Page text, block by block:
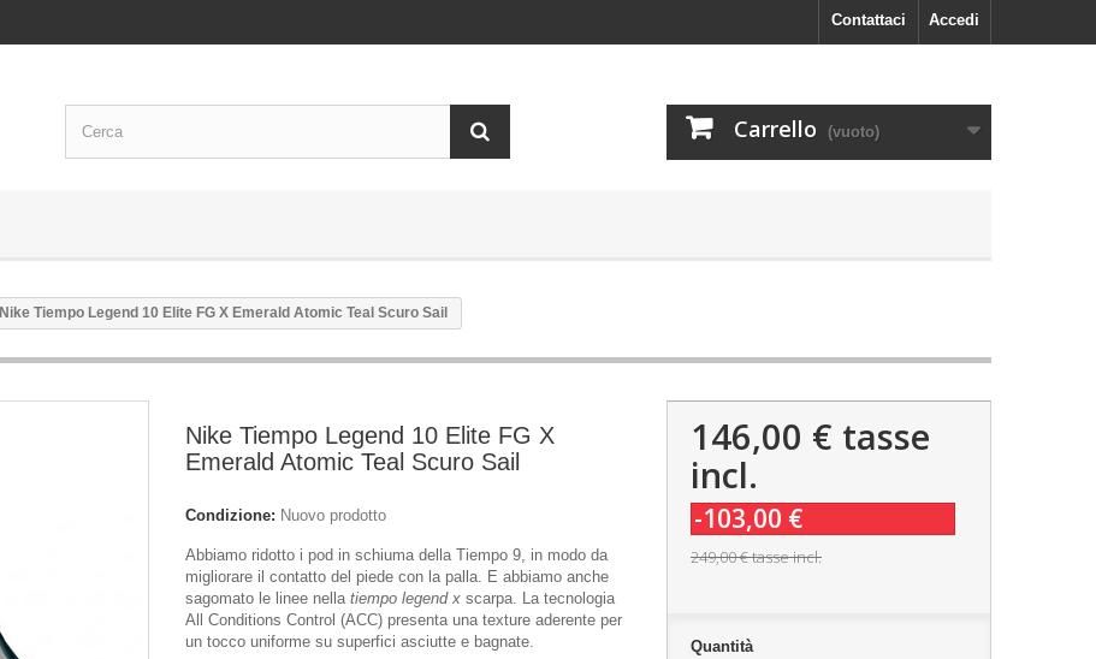
Accedi
Contattaci
Carrello (vuoto)
Nike Tiempo Legend 10 Elite FG X Emerald Atomic Teal Scuro Sail
Nike Tiempo Legend 10 Elite FG X
Emerald Atomic Teal Scuro Sail
Condizione: Nuovo prodotto
Abbiamo ridotto i pod in schiuma della Tiempo 9, in modo da
migliorare il contatto del piede con la palla. E abbiamo anche
sagomato le linee nellatiempo legend x scarpa. La tecnologia
All Conditions Control (ACC) presenta una texture aderente per
un tocco uniforme su superfici asciutte e bagnate.
146,00 € tasse
incl.
-103,00 €
249,00 €tasse incl.
Quantità